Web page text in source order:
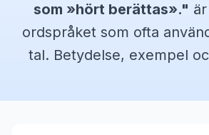
som »hört berättas»."
ordspråket som ofta
tal. Betydelse, exempel